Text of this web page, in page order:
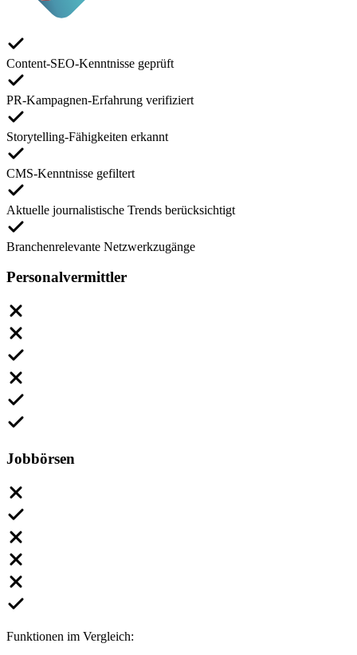
Content-SEO-Kenntnisse geprüft
PR-Kampagnen-Erfahrung verifiziert
Storytelling-Fähigkeiten erkannt
CMS-Kenntnisse gefiltert
Aktuelle journalistische Trends berücksichtigt
Branchenrelevante Netzwerkzugänge
Personalvermittler
Jobbörsen
Funktionen im Vergleich: